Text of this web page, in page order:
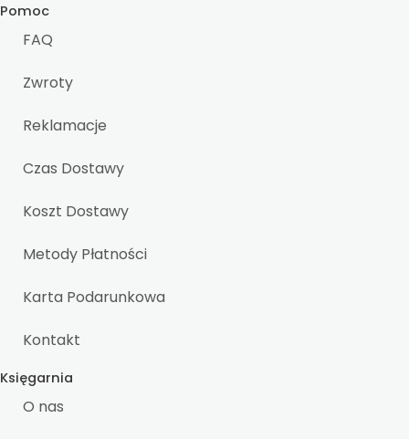
Pomoc
FAQ
Zwroty
Reklamacje
Czas Dostawy
Koszt Dostawy
Metody Płatności
Karta Podarunkowa
Kontakt
Księgarnia
O nas